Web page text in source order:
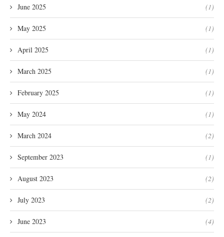
June 2025 (1)
May 2025 (1)
April 2025 (1)
March 2025 (1)
February 2025 (1)
May 2024 (1)
March 2024 (2)
September 2023 (1)
August 2023 (2)
July 2023 (2)
June 2023 (4)